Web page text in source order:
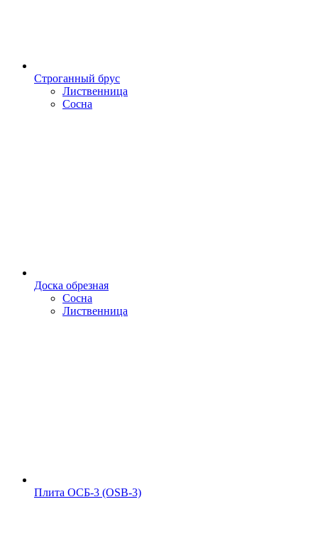
Строганный брус
Лиственница
Сосна
Доска обрезная
Сосна
Лиственница
Плита ОСБ-3 (OSB-3)